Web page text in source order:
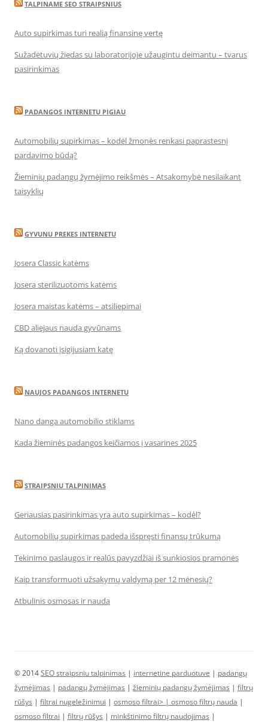
TALPINAME SEO STRAIPSNIUS
Auto supirkimas turi realią finansinę vertę
Sužadėtuvių žiedas su laboratorijoje užaugintu deimantu – tvarus
pasirinkimas
PADANGOS INTERNETU PIGIAU
Automobilių supirkimas – kodėl žmonės renkasi paprastesnį
pardavimo būdą?
Žieminių padangų žymėjimo reikšmės – Atsakomybė nesilaikant
taisyklių
GYVUNU PREKES INTERNETU
Josera Classic katėms
Josera sterilizuotoms katėms
Josera maistas katėms – atsiliepimai
CBD aliejaus nauda gyvūnams
Ką dovanoti įsigijusiam katę
NAUJOS PADANGOS INTERNETU
Nano danga automobilio stiklams
Kada žieminės padangos keičiamos į vasarines 2025
STRAIPSNIU TALPINIMAS
Geriausias pasirinkimas yra auto supirkimas – kodėl?
Automobilių supirkimas padeda išspręsti finansų trūkumą
Tekinimo paslaugos ir realūs pavyzdžiai iš sunkiosios pramonės
Kaip transformuoti užsakymų valdymą per 12 mėnesių?
Atbulinis osmosas ir nauda
© 2014SEO straipsniu talpinimas | internetine parduotuve | padangų
žymėjimas | padangų žymėjimas | žieminių padangų žymėjimas | filtrų
rūšys | filtrai nugeležinimui | osmoso filtrai> | osmoso filtrų nauda |
osmoso filtrai | filtrų rūšys | minkštinimo filtrų naudojimas |